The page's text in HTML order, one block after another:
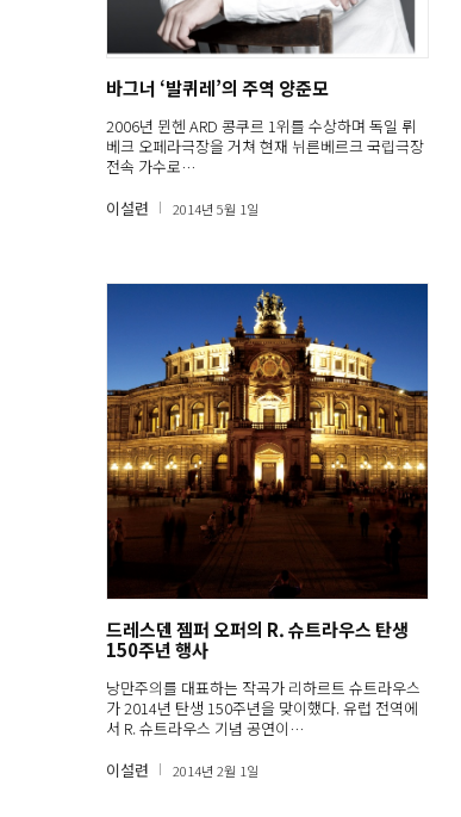
바그너 ‘발퀴레’의 주역 양준모
2006년 뮌헨 ARD 콩쿠르 1위를 수상하며 독일 뤼
베크 오페라극장을 거쳐 현재 뉘른베르크 국립극장
전속 가수로…
이설련
2014년 5월 1일
드레스덴 젬퍼 오퍼의 R. 슈트라우스 탄생
150주년 행사
낭만주의를 대표하는 작곡가 리하르트 슈트라우스
가 2014년 탄생 150주년을 맞이했다. 유럽 전역에
서 R. 슈트라우스 기념 공연이…
이설련
2014년 2월 1일